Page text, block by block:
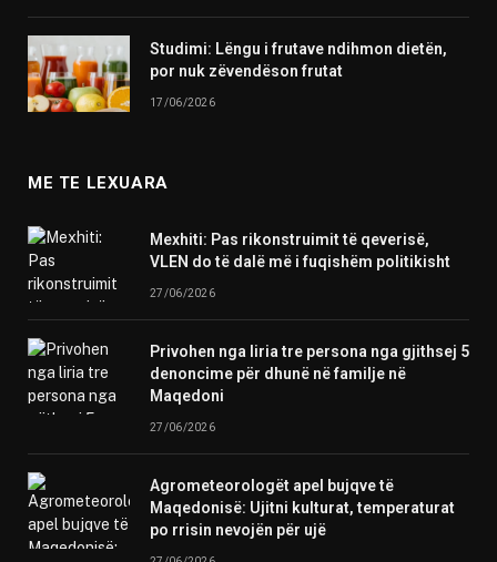
Studimi: Lëngu i frutave ndihmon dietën,
por nuk zëvendëson frutat
17/06/2026
ME TE LEXUARA
Mexhiti: Pas rikonstruimit të qeverisë,
VLEN do të dalë më i fuqishëm politikisht
27/06/2026
Privohen nga liria tre persona nga gjithsej 5
denoncime për dhunë në familje në
Maqedoni
27/06/2026
Agrometeorologët apel bujqve të
Maqedonisë: Ujitni kulturat, temperaturat
po rrisin nevojën për ujë